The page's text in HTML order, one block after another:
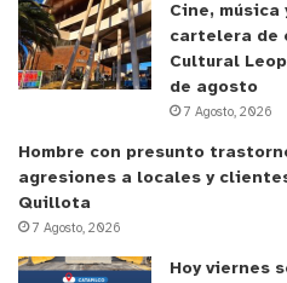
Cine,
cartelera de
Cultural
de agosto
7 Agosto, 2026
Hombre con presunto
agresiones a locales y
Quillota
7 Agosto, 2026
Hoy viernes